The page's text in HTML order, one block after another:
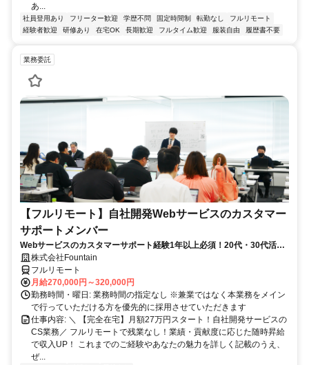
あ...
社員登用あり フリーター歓迎 学歴不問 固定時間制 転勤なし
フルリモート
経験者歓迎
研修あり 在宅OK 長期歓迎 フルタイム歓迎 服装自由 履歴書不要
業務委託
【フルリモート】自社開発Webサービスのカスタマー
サポートメンバー
Webサービスのカスタマーサポート経験1年以上必須！20代・30代活躍
中！株式会社Fountain
フルリモート
月給270,000円～320,000円
勤務時間・曜日: 業務時間の指定なし ※兼業ではなく本業務をメイン
で行っていただける方を優先的に採用させていただきます
仕事内容: ＼ 【完全在宅】月額27万円スタート！自社開発サービスの
CS業務／ フルリモートで残業なし！業績・貢献度に応じた随時昇給
で収入UP！ これまでのご経験やあなたの魅力を詳しく記載のうえ、
ぜ...